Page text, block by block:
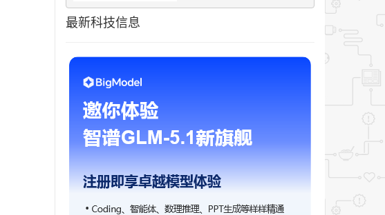
最新科技信息